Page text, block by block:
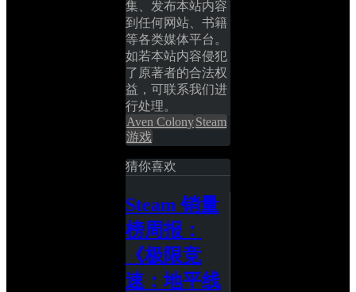
集、发布本站内容
到任何网站、书籍
等各类媒体平台。
如若本站内容侵犯
了原著者的合法权
益，可联系我们进
行处理。
Aven ColonySteam
游戏
猜你喜欢
Steam 销量
榜周报：
《极限竞
速：地平线